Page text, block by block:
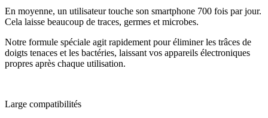
En moyenne, un utilisateur touche son smartphone 700 fois par jour.
Cela laisse beaucoup de traces, germes et microbes.
Notre formule spéciale agit rapidement pour éliminer les trâces de
doigts tenaces et les bactéries, laissant vos appareils électroniques
propres après chaque utilisation.
Large compatibilités